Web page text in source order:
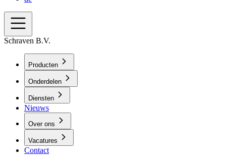
Schraven B.V.
Producten
Onderdelen
Diensten
Nieuws
Over ons
Vacatures
Contact